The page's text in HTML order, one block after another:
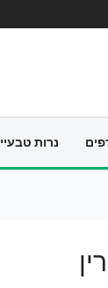
נרות